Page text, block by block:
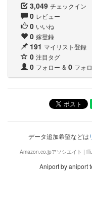
3,049 チェックイン
0 レビュー
0 いいね
0 嫁登録
191 マイリスト登録
0 注目タグ
0 フォロー & 0 フォ
データ追加希望などは
Amazon.co.jpアソシエイト |
Aniport by aniport